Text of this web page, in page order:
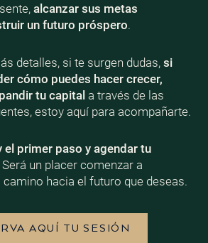
alcanzar sus metas
un futuro próspero.
detalles, si te surgen dudas, si
cómo puedes hacer crecer,
tu capitala través de las
estoy aquí para acompañarte.
el primer paso y agendar tu
Será un placer comenzar a
hacia el futuro que deseas.
AQUÍ TU SESIÓN